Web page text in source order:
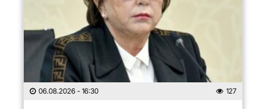
06.08.2026 - 16:30 127